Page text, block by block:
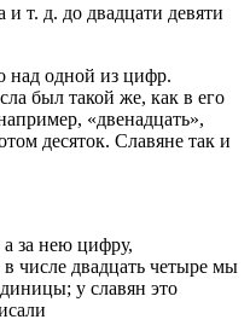
и т. д. до двадцати девяти
над одной из цифр.
был такой же, как в его
«двенадцать»,
десяток. Славяне так и
за нею цифру,
числе двадцать четыре мы
у славян это